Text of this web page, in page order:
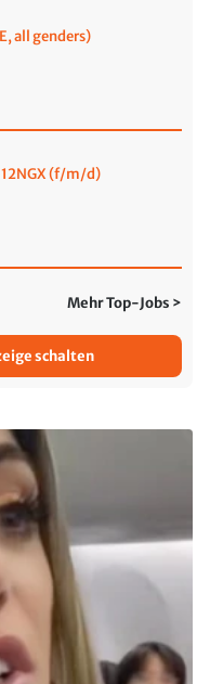
all genders)
(f/m/d)
Mehr Top-Jobs >
schalten